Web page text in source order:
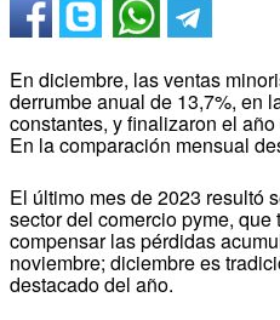
En diciembre, las ventas
derrumbe anual de 13,7%, en
constantes, y finalizaron el
En la comparación mensual
El último mes de 2023 resultó
sector del comercio pyme,
compensar las pérdidas
noviembre; diciembre es
destacado del año.